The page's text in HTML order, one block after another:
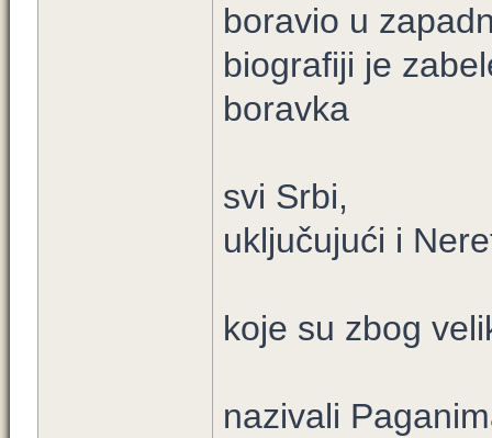
boravio u
biografiji je
boravka
svi Srbi,
uključujući i
koje su zbog
nazivali